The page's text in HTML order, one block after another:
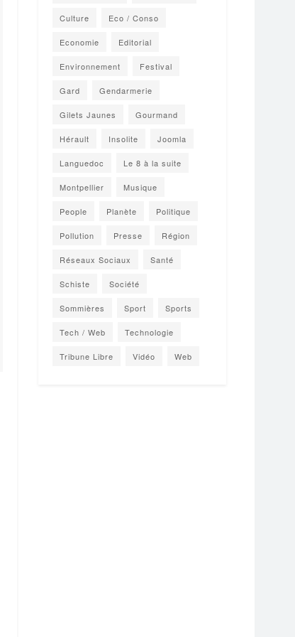
Culture Eco / Conso
Economie Editorial
Environnement Festival
Gard Gendarmerie
Gilets Jaunes Gourmand
Hérault Insolite Joomla
Languedoc Le 8 à la suite
Montpellier Musique
People Planète Politique
Pollution Presse Région
Réseaux Sociaux Santé
Schiste Société
Sommières Sport Sports
Tech / Web Technologie
Tribune Libre Vidéo Web